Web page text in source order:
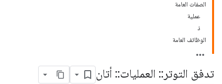
الصفات العامة
عملية
ذ
الوظائف العامة
تدفق التوتر :: العمليات:: أتان